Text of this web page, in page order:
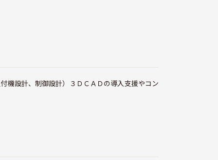
機設計、制御設計）３ＤＣＡＤの導入支援やコン